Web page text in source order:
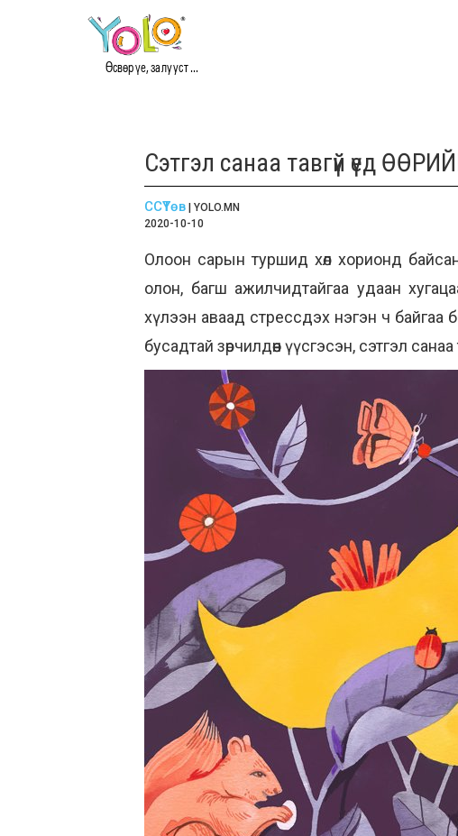
Өсвөр үе, залууст ...
Сэтгэл санаа тавгүй үед
ССҮТөв | YOLO.MN
2020-10-10
Олоон сарын туршид хөл хорионд
олон, багш ажилчидтайгаа удаан
хүлээн аваад стрессдэх нэгэн ч байгаа
бусадтай зөрчилдөөн үүсгэсэн, сэтгэл